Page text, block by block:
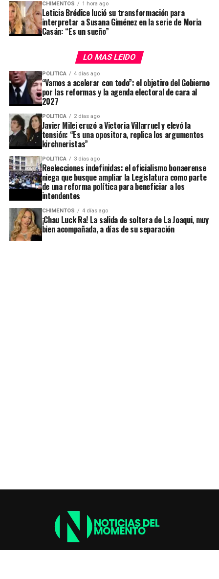
CHIMENTOS 1 hora ago
Leticia Brédice lució su transformación para
interpretar a Susana Giménez en la serie de Moria
Casán: “Es un sueño”
LO MAS LEIDO
POLITICA 4 días ago
“Vamos a acelerar con todo”: el objetivo del Gobierno
por las reformas y la agenda electoral de cara al
2027
POLITICA 2 días ago
Javier Milei cruzó a Victoria Villarruel y elevó la
tensión: “Es una opositora, replica los argumentos
kirchneristas”
POLITICA 3 días ago
Reelecciones indefinidas: el oficialismo bonaerense
niega que busque ampliar la Legislatura como parte
de una reforma política para beneficiar a los
intendentes
CHIMENTOS 4 días ago
¡Chau Luck Ra! La salida de soltera de La Joaqui, muy
bien acompañada, a días de su separación